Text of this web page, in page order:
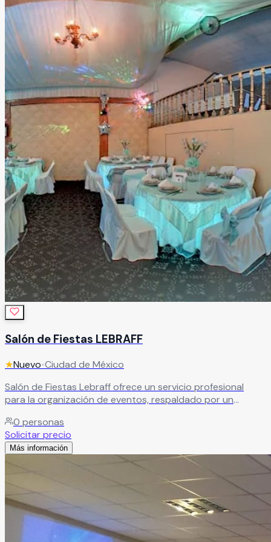
todos los asistentes, contamos con estacionamiento,
servicio de valet parking, baños dobles, áreas lounge,
cocina, Wi-Fi, mobiliario completo, iluminación profesional,
sonido, DJ, barra de bebidas, catering, decoración,
personal de apoyo, seguridad y limpieza, para que tú solo
te preocupes por disfrutar. Ubicado en una zona
estratégica de Tlalnepantla, nuestro salón ofrece la
combinación ideal entre fácil acceso y la privacidad que
merece un evento especial. Más que un salón de eventos,
ofrecemos un espacio donde la tecnología, el diseño y el
mejor ambiente se unen para crear celebraciones
memorables que tus invitados recordarán mucho después
de que termine la fiesta.Leer más
Salón de Fiestas LEBRAFF
★Nuevo•Ciudad de México
Salón de Fiestas Lebraff ofrece un servicio profesional
para la organización de eventos, respaldado por un
celebraciones personalizadas, bien ejecutadas y con un
toque especial que las haga inolvidables.
0 personas
Solicitar precio
Más información